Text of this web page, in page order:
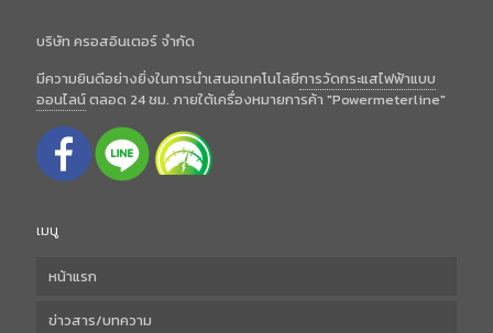
บริษัท ครอสอินเตอร์ จำกัด
มีความยินดีอย่างยิ่งในการนำเสนอเทคโนโลยีการวัดกระแสไฟฟ้าแบบ
ออนไลน์ตลอด 24 ชม. ภายใต้เครื่องหมายการค้า "Powermeterline"
เมนู
หน้าแรก
ข่าวสาร/บทความ